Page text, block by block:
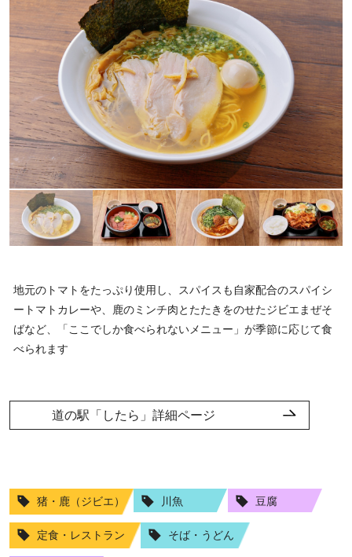
地元のトマトをたっぷり使用し、スパイスも自家配合のスパイシ
ートマトカレーや、鹿のミンチ肉とたたきをのせたジビエまぜそ
ばなど、「ここでしか食べられないメニュー」が季節に応じて食
べられます
道の駅「したら」詳細ページ
猪・鹿（ジビエ） 川魚 豆腐
定食・レストラン そば・うどん